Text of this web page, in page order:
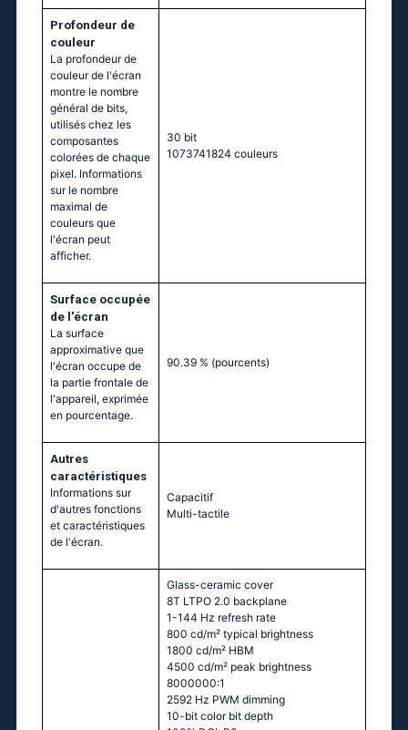
Profondeur de
couleur
La profondeur de
couleur de l'écran
montre le nombre
général de bits,
utilisés chez les
composantes
colorées de chaque
pixel. Informations
sur le nombre
maximal de
couleurs que
l'écran peut
afficher.
30 bit
1073741824 couleurs
Surface occupée
de l'écran
La surface
approximative que
l'écran occupe de
la partie frontale de
l'appareil, exprimée
en pourcentage.
90.39 % (pourcents)
Autres
caractéristiques
Informations sur
d'autres fonctions
et caractéristiques
de l'écran.
Capacitif
Multi-tactile
Glass-ceramic cover
8T LTPO 2.0 backplane
1-144 Hz refresh rate
800 cd/m² typical brightness
1800 cd/m² HBM
4500 cd/m² peak brightness
8000000:1
2592 Hz PWM dimming
10-bit color bit depth